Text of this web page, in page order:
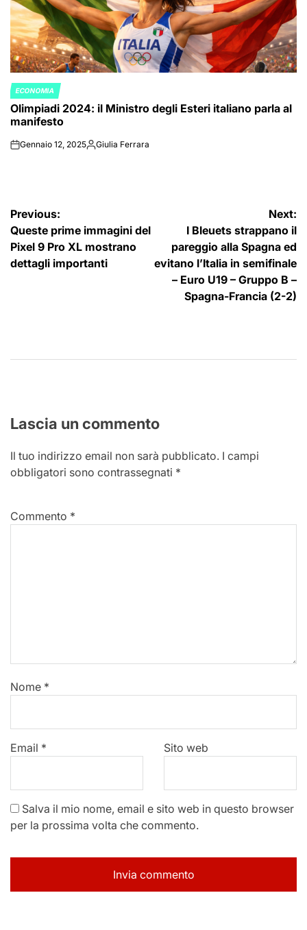
POSTED
IN
ECONOMIA
Olimpiadi 2024: il Ministro degli Esteri italiano parla al
manifesto
onGennaio 12, 2025Posted
Giulia Ferrara
Navigazione
articoli
Previous:
Queste prime immagini del
Pixel 9 Pro XL mostrano
dettagli importanti
Next:
I Bleuets strappano il
pareggio alla Spagna ed
evitano l’Italia in semifinale
– Euro U19 – Gruppo B –
Spagna-Francia (2-2)
Lascia un commento
Il tuo indirizzo email non sarà pubblicato. I campi
obbligatori sono contrassegnati *
Commento *
Nome *
Email * Sito web
Salva il mio nome, email e sito web in questo browser
per la prossima volta che commento.